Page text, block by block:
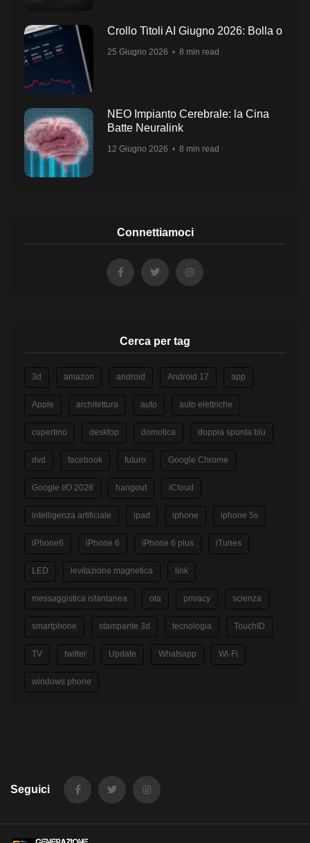
Crollo Titoli AI Giugno 2026: Bolla o
25 Giugno 2026 8 min read
NEO Impianto Cerebrale: la Cina
Batte Neuralink
12 Giugno 2026 8 min read
Connettiamoci
Cerca per tag
3d amazon android Android 17 app
Apple architettura auto auto elettriche
cupertino desktop domotica doppia spunta blu
dvd facebook futuro Google Chrome
Google I/O 2026 hangout iCloud
intelligenza artificiale ipad iphone iphone 5s
iPhone6 iPhone 6 iPhone 6 plus iTunes
LED levitazione magnetica link
messaggistica istantanea ota privacy scienza
smartphone stampante 3d tecnologia TouchID
TV twitter Update Whatsapp Wi-Fi
windows phone
Seguici